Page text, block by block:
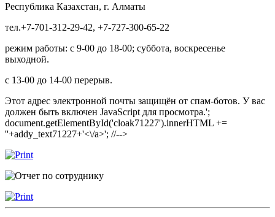
Республика Казахстан, г. Алматы
тел.+7-701-312-29-42, +7-727-300-65-22
режим работы: с 9-00 до 18-00; суббота, воскресенье
выходной.
с 13-00 до 14-00 перерыв.
Этот адрес электронной почты защищён от спам-ботов. У вас
должен быть включен JavaScript для просмотра.';
document.getElementById('cloak71227').innerHTML +=
''+addy_text71227+'<\/a>'; //-->